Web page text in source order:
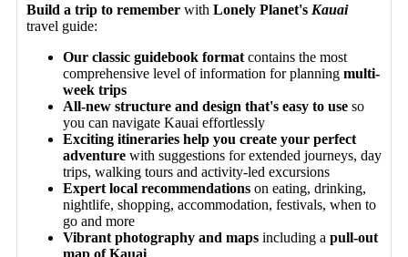
Build a trip to remember with Lonely Planet's Kauai
travel guide:
Our classic guidebook format contains the most
comprehensive level of information for planning multi-
week trips
All-new structure and design that's easy to use so
you can navigate Kauai effortlessly
Exciting itineraries help you create your perfect
adventure with suggestions for extended journeys, day
trips, walking tours and activity-led excursions
Expert local recommendations on eating, drinking,
nightlife, shopping, accommodation, festivals, when to
go and more
Vibrant photography and maps including a pull-out
map of Kauai